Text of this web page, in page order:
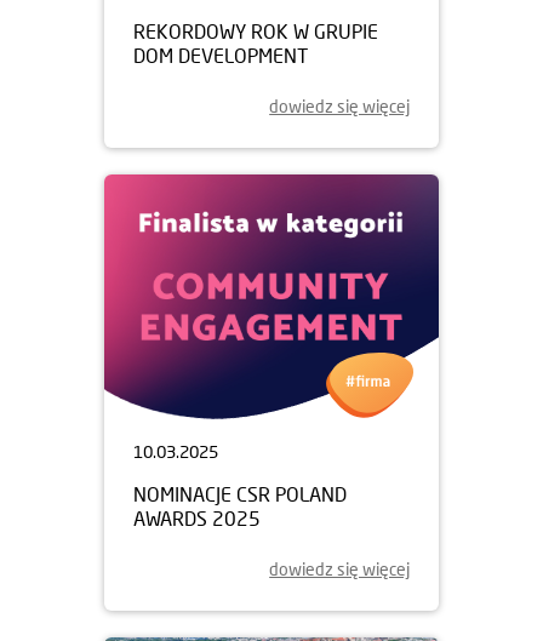
REKORDOWY ROK W GRUPIE
DOM DEVELOPMENT
dowiedz się więcej
10.03.2025
NOMINACJE CSR POLAND
AWARDS 2025
dowiedz się więcej